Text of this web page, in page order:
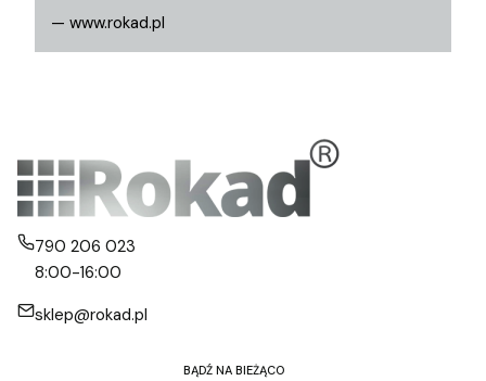
— www.rokad.pl
790 206 023
8:00-16:00
sklep@rokad.pl
BĄDŹ NA BIEŻĄCO